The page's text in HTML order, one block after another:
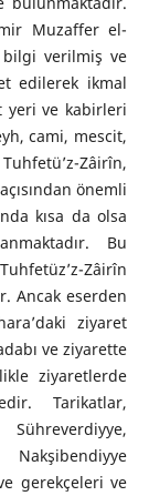
Muzaffer el-
bilgi verilmiş ve
edilerek ikmal
yeri ve kabirleri
cami, mescit,
Zâirîn,
önemli
kısa da olsa
Bu
Zâirîn
Ancak eserden
ziyaret
ve ziyarette
ziyaretlerde
Tarikatlar,
gerekçeleri ve